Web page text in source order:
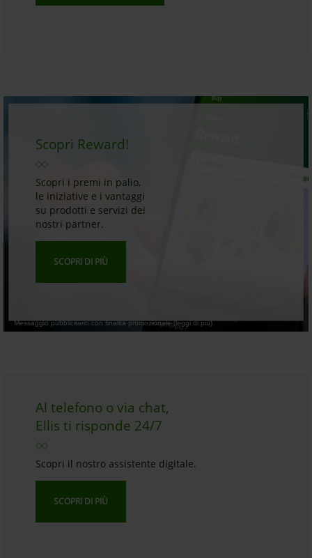
Scopri Reward!
Scopri i premi in palio,
le iniziative e i vantaggi
su prodotti e servizi dei
nostri partner.
SCOPRI DI PIÙ
Messaggio pubblicitario con finalità promozionale (leggi di più).
Al telefono o via chat,
Ellis ti risponde 24/7
Scopri il nostro assistente digitale.
SCOPRI DI PIÙ